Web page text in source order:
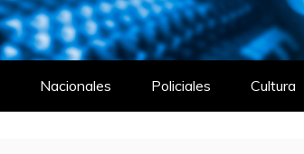
Nacionales Policiales Cultura